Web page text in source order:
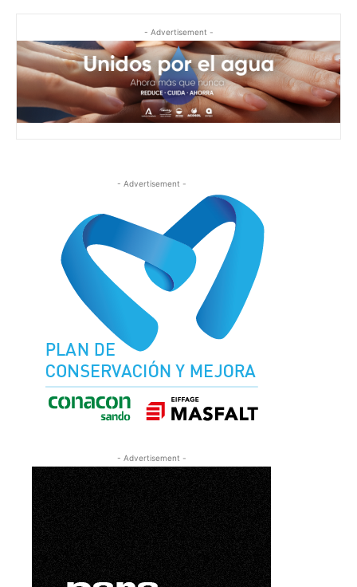
- Advertisement -
- Advertisement -
- Advertisement -